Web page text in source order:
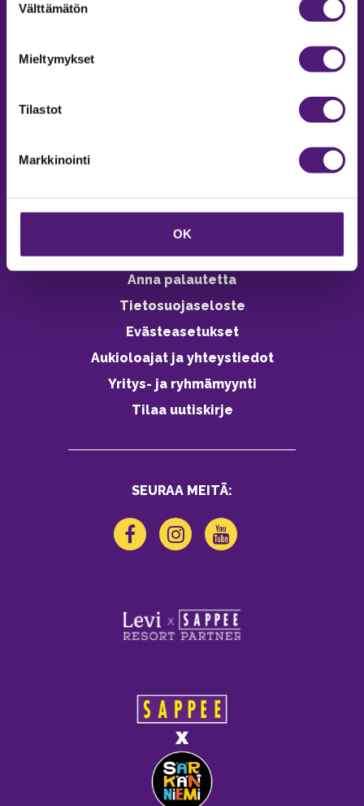
valinta
Välttämätön
Mieltymykset
Tilastot
Markkinointi
OK
Vastuullisuus
Ympäristöohjelma
Avoimet työpaikat
Anna palautetta
Tietosuojaseloste
Evästeasetukset
Aukioloajat ja yhteystiedot
Yritys- ja ryhmämyynti
Tilaa uutiskirje
SEURAA MEITÄ: